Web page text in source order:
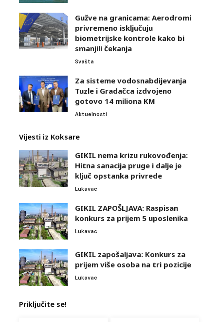
Gužve na granicama: Aerodromi
privremeno isključuju
biometrijske kontrole kako bi
smanjili čekanja
Svašta
Za sisteme vodosnabdijevanja
Tuzle i Gradačca izdvojeno
gotovo 14 miliona KM
Aktuelnosti
Vijesti iz Koksare
GIKIL nema krizu rukovođenja:
Hitna sanacija pruge i dalje je
ključ opstanka privrede
Lukavac
GIKIL ZAPOŠLJAVA: Raspisan
konkurs za prijem 5 uposlenika
Lukavac
GIKIL zapošaljava: Konkurs za
prijem više osoba na tri pozicije
Lukavac
Priključite se!